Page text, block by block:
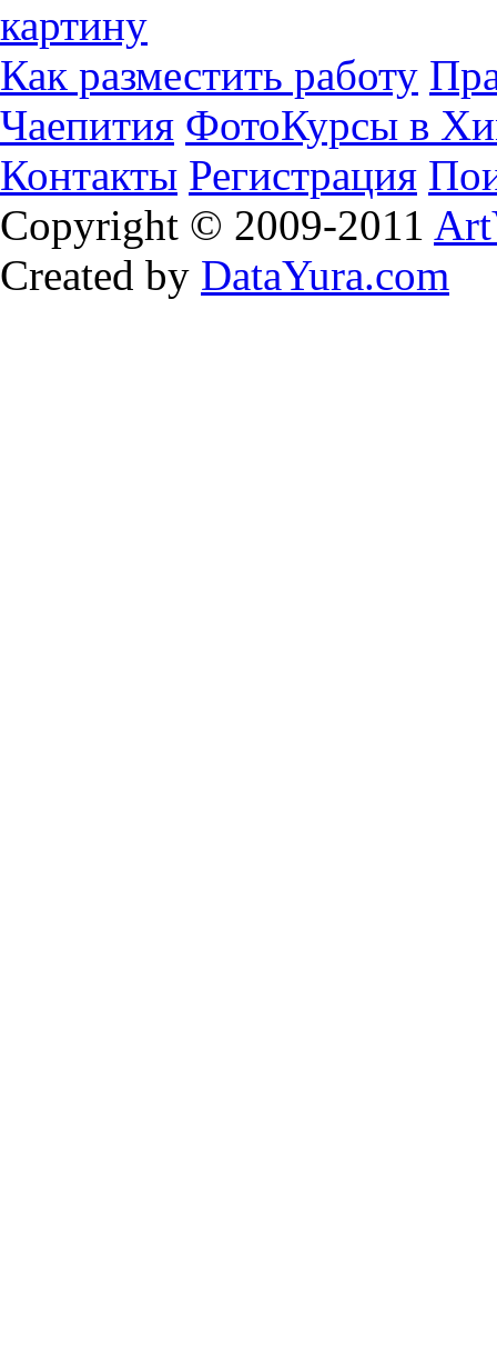
картину
Как разместить работу
Чаепития ФотоКурсы в
Контакты Регистрация
Copyright © 2009-2011
Created by DataYura.com